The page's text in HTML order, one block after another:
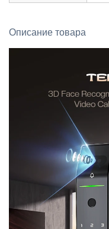
Описание товара